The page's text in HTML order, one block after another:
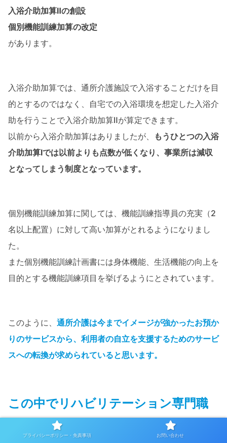
入浴介助加算Ⅱの創設
個別機能訓練加算の改定
があります。
入浴介助加算では、通所介護施設で入浴することだけを目
的とするのではなく、自宅での入浴環境を想定した入浴介
助を行うことで入浴介助加算Ⅱが算定できます。
以前から入浴介助加算はありましたが、
もうひとつの入浴
介助加算Ⅰでは以前よりも点数が低くなり、事業所は減収
となってしまう制度となっています。
個別機能訓練加算に関しては、機能訓練指導員の充実（2
名以上配置）に対して高い加算がとれるようになりまし
た。
また個別機能訓練計画書には身体機能、生活機能の向上を
目的とする機能訓練項目を挙げるようにとされています。
このように、 通所介護は今までイメージが強かったお預か
りのサービスから、利用者の自立を支援するためのサービ
スへの転換が求められていると思います。
この中でリハビリテーション専門職
である私たちが活躍できる部分は多
プライバシーポリシー・免責事項 お問い合わせ